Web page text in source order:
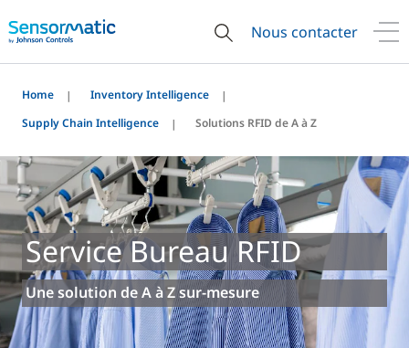
Nous contacter
Home
Inventory Intelligence
Supply Chain Intelligence
Solutions RFID de A à Z
Service Bureau RFID
Une solution de A à Z sur-mesure